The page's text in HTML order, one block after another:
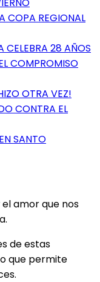
COPA REGIONAL
CELEBRA 28 AÑOS
COMPROMISO
OTRA VEZ!
CONTRA EL
SANTO
amor que nos
de estas
que permite